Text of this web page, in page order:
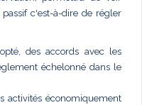
c'est-à-dire de régler
des accords avec les
échelonné dans le
activités économiquement